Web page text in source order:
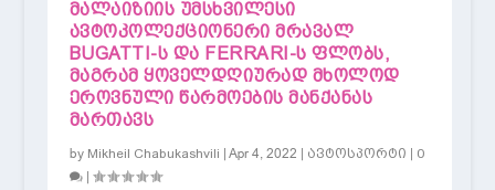
ᲛᲐᲚᲐᲘᲖᲘᲘᲡ ᲣᲛᲡᲮᲕᲘᲚᲔᲡᲘ
ᲐᲕᲢᲝᲙᲝᲚᲔᲥᲪᲘᲝᲜᲔᲠᲘ ᲛᲠᲐᲕᲐᲚ
BUGATTI-Ს ᲓᲐ FERRARI-Ს ᲤᲚᲝᲑᲡ,
ᲛᲐᲒᲠᲐᲛ ᲧᲝᲕᲔᲚᲓᲦᲘᲣᲠᲐᲓ ᲛᲮᲝᲚᲝᲓ
ᲔᲠᲝᲕᲜᲣᲚᲘ ᲬᲐᲠᲛᲝᲔᲑᲘᲡ ᲛᲐᲜᲥᲐᲜᲐᲡ
ᲛᲐᲠᲗᲐᲕᲡ
by Mikheil Chabukashvili |Apr 4, 2022 | ავტოსპორტი | 0
|